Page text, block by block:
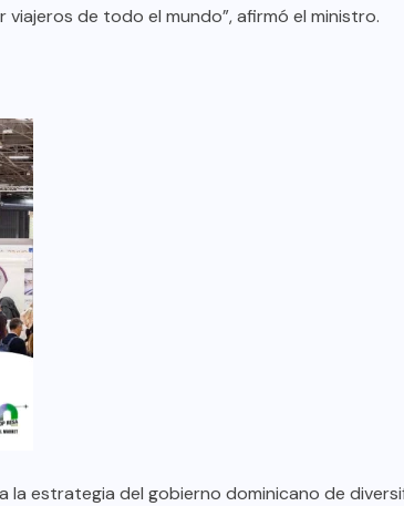
de todo el mundo”, afirmó el ministro.
la estrategia del gobierno dominicano de